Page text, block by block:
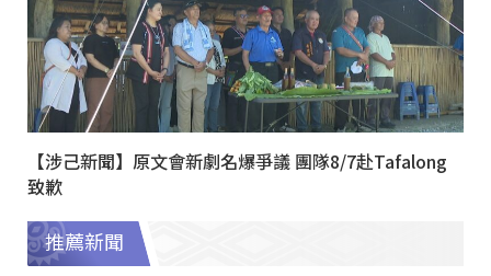
【涉己新聞】原文會新劇名爆爭議 團隊8/7赴Tafalong
致歉
推薦新聞